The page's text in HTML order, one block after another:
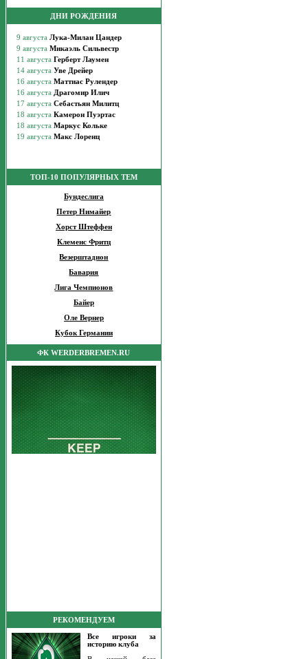
ДНИ РОЖДЕНИЯ
ТОП-10 ПОПУЛЯРНЫХ ТЕМ
Бундеслига
Петер Нимайер
Хорст Штеффен
Клеменс Фритц
Везерштадион
Бавария
Лига Чемпионов
Байер
Оле Вернер
Кубок Германии
ФК WERDERBREMEN.RU
РЕКОМЕНДУЕМ
Все игроки за
историю клуба